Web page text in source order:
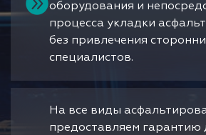
оборудования и
процесса укладки
без привлечения
специалистов.
На все виды
предоставляем гарантию